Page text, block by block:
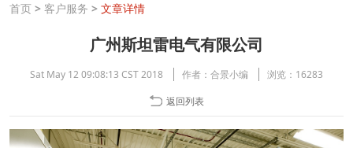
首页 > 客户服务 > 文章详情
广州斯坦雷电气有限公司
Sat May 12 09:08:13 CST 2018 作者： 合景小编 浏览： 16283
返回列表